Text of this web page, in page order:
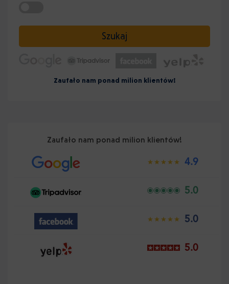
Szukaj
Zaufało nam ponad milion klientów!
Zaufało nam ponad milion klientów!
4.9
5.0
5.0
5.0